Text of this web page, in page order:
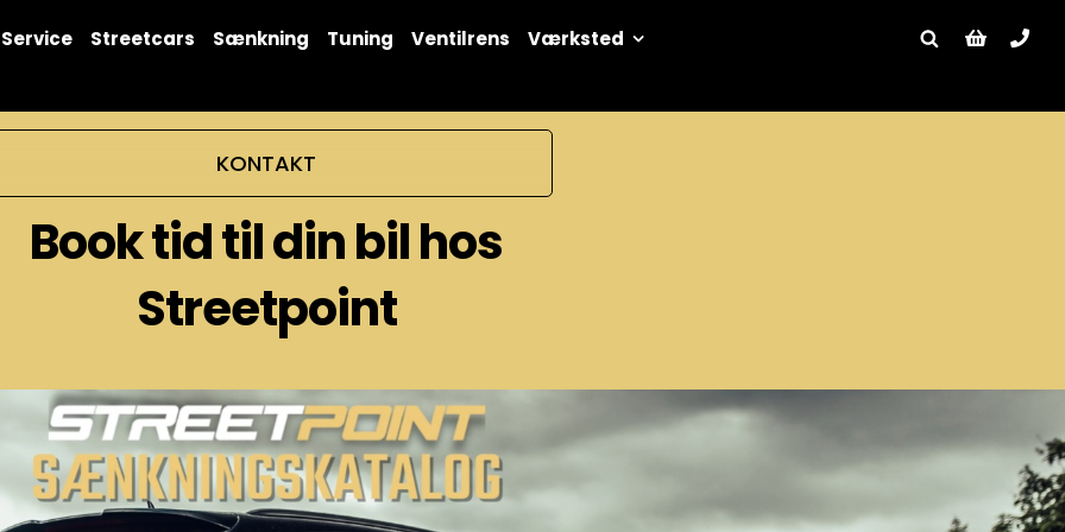
Service Streetcars Sænkning Tuning Ventilrens Værksted
KONTAKT
Book tid til din bil hos
Streetpoint